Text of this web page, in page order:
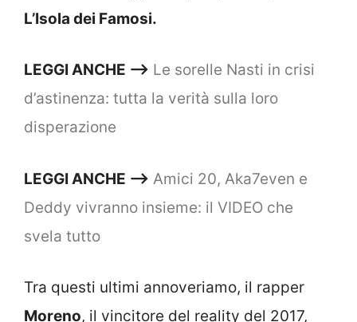
L’Isola dei Famosi.
LEGGI ANCHE —–> Le sorelle Nasti in crisi
d’astinenza: tutta la verità sulla loro
disperazione
LEGGI ANCHE —–> Amici 20, Aka7even e
Deddy vivranno insieme: il VIDEO che
svela tutto
Tra questi ultimi annoveriamo, il rapper
Moreno, il vincitore del reality del 2017,